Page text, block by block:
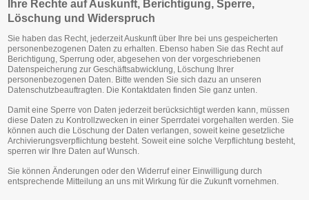
Ihre Rechte auf Auskunft, Berichtigung, Sperre,
Löschung und Widerspruch
Sie haben das Recht, jederzeit Auskunft über Ihre bei uns gespeicherten
personenbezogenen Daten zu erhalten. Ebenso haben Sie das Recht auf
Berichtigung, Sperrung oder, abgesehen von der vorgeschriebenen
Datenspeicherung zur Geschäftsabwicklung, Löschung Ihrer
personenbezogenen Daten. Bitte wenden Sie sich dazu an unseren
Datenschutzbeauftragten. Die Kontaktdaten finden Sie ganz unten.
Damit eine Sperre von Daten jederzeit berücksichtigt werden kann, müssen
diese Daten zu Kontrollzwecken in einer Sperrdatei vorgehalten werden. Sie
können auch die Löschung der Daten verlangen, soweit keine gesetzliche
Archivierungsverpflichtung besteht. Soweit eine solche Verpflichtung besteht,
sperren wir Ihre Daten auf Wunsch.
Sie können Änderungen oder den Widerruf einer Einwilligung durch
entsprechende Mitteilung an uns mit Wirkung für die Zukunft vornehmen.